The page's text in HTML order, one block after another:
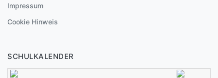
Impressum
Cookie Hinweis
SCHULKALENDER